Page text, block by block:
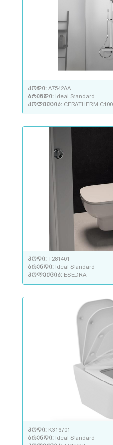
კოდი: A7542AA
ბრენდი: Ideal Standard
კოლექცია: CERATHERM C100
კოდი: T281401
ბრენდი: Ideal Standard
კოლექცია: ESEDRA
კოდი: K316701
ბრენდი: Ideal Standard